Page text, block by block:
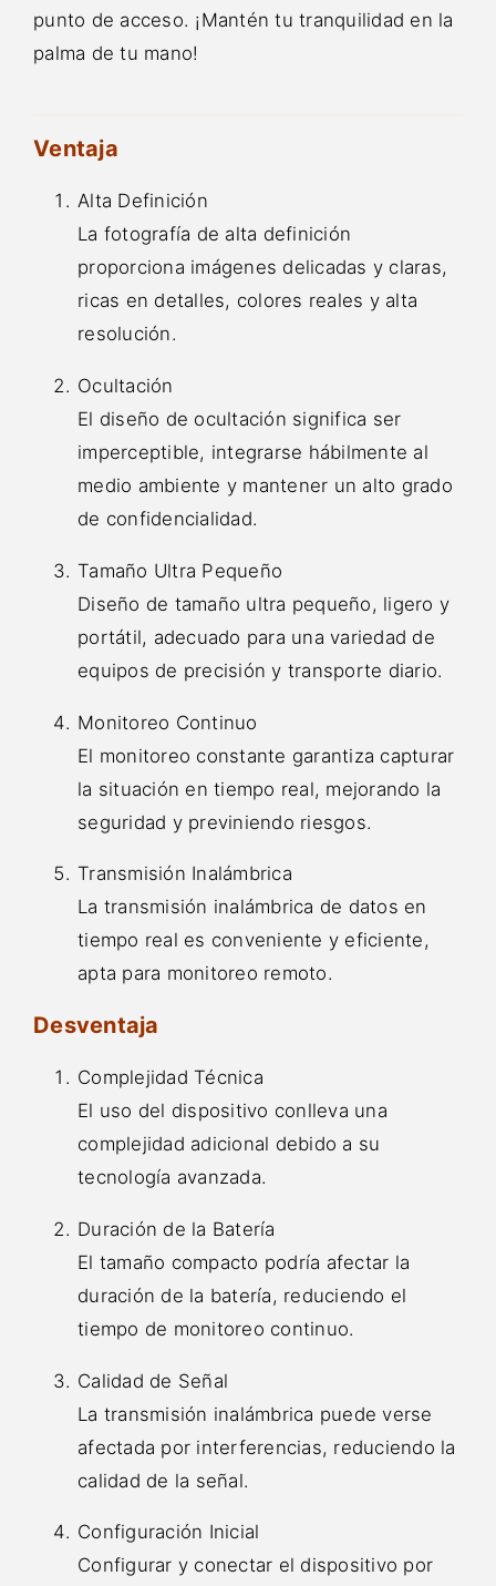
punto de acceso. ¡Mantén tu tranquilidad en la
palma de tu mano!
Ventaja
Alta Definición
La fotografía de alta definición
proporciona imágenes delicadas y claras,
ricas en detalles, colores reales y alta
resolución.
Ocultación
El diseño de ocultación significa ser
imperceptible, integrarse hábilmente al
medio ambiente y mantener un alto grado
de confidencialidad.
Tamaño Ultra Pequeño
Diseño de tamaño ultra pequeño, ligero y
portátil, adecuado para una variedad de
equipos de precisión y transporte diario.
Monitoreo Continuo
El monitoreo constante garantiza capturar
la situación en tiempo real, mejorando la
seguridad y previniendo riesgos.
Transmisión Inalámbrica
La transmisión inalámbrica de datos en
tiempo real es conveniente y eficiente,
apta para monitoreo remoto.
Desventaja
Complejidad Técnica
El uso del dispositivo conlleva una
complejidad adicional debido a su
tecnología avanzada.
Duración de la Batería
El tamaño compacto podría afectar la
duración de la batería, reduciendo el
tiempo de monitoreo continuo.
Calidad de Señal
La transmisión inalámbrica puede verse
afectada por interferencias, reduciendo la
calidad de la señal.
Configuración Inicial
Configurar y conectar el dispositivo por